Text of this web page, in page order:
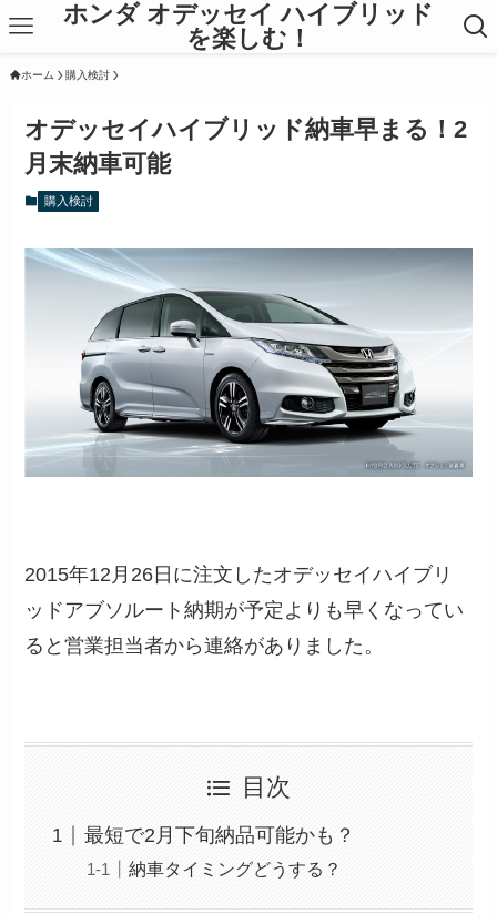
ホンダ オデッセイ ハイブリッド
を楽しむ！
ホーム 購入検討
オデッセイハイブリッド納車早まる！2
月末納車可能
購入検討
2015年12月26日に注文したオデッセイハイブリ
ッドアブソルート納期が予定よりも早くなってい
ると営業担当者から連絡がありました。
目次
最短で2月下旬納品可能かも？
納車タイミングどうする？